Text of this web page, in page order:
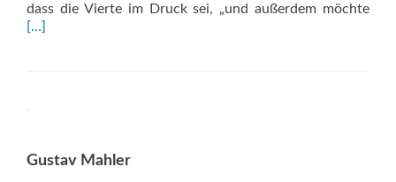
dass die Vierte im Druck sei, „und außerdem möchte
[…]
Gustav Mahler